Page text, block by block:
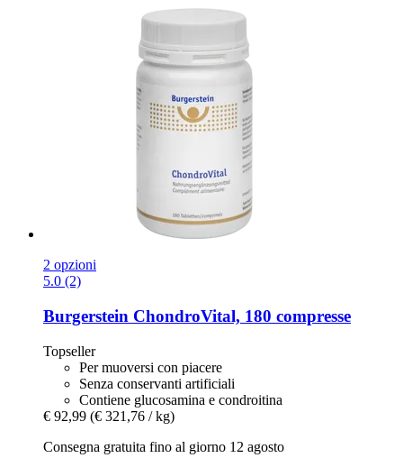
2 opzioni
5.0 (2)
Burgerstein ChondroVital, 180 compresse
Topseller
Per muoversi con piacere
Senza conservanti artificiali
Contiene glucosamina e condroitina
€ 92,99 (€ 321,76 / kg)
Consegna gratuita fino al giorno 12 agosto